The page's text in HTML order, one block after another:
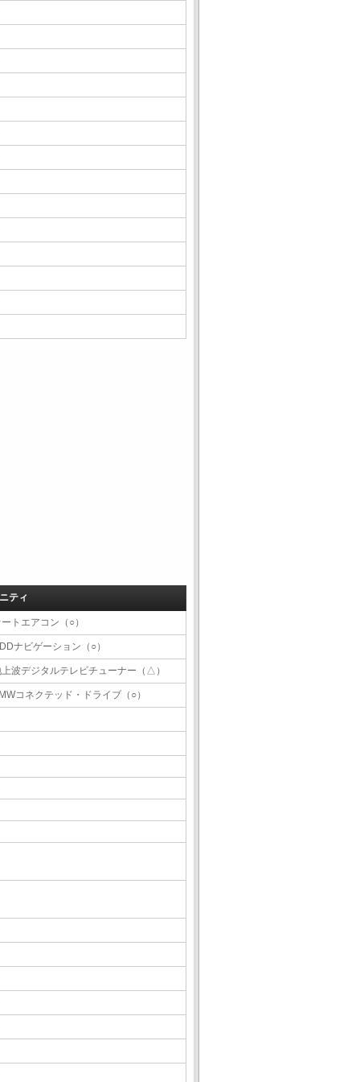
ティ
ートエアコン（○）
ナビゲーション（○）
波デジタルテレビチューナー（△）
コネクテッド・ドライブ（○）